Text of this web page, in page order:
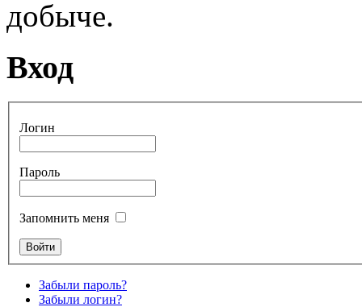
добыче.
Вход
Логин
Пароль
Запомнить меня
Забыли пароль?
Забыли логин?